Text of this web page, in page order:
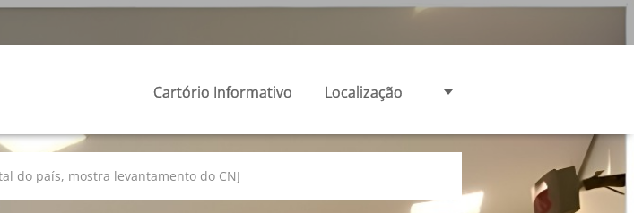
Cartório Informativo Localização
do país, mostra levantamento do CNJ